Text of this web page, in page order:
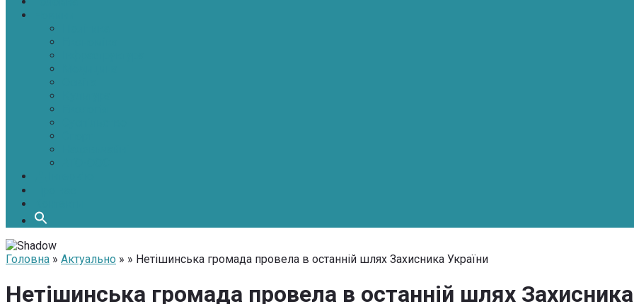
Головна » Актуально » » Нетішинська громада провела в останній шлях Захисника України
Нетішинська громада провела в останній шлях